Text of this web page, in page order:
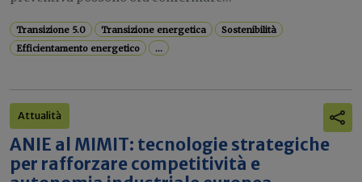
Transizione 5.0 Transizione energetica
Sostenibilità
Efficientamento energetico
...
Attualità
ANIE al MIMIT: tecnologie strategiche
per rafforzare competitività e